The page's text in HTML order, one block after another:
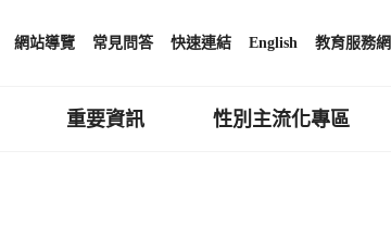
網站導覽 常見問答 快速連結 English 教育服務網
重要資訊 性別主流化專區